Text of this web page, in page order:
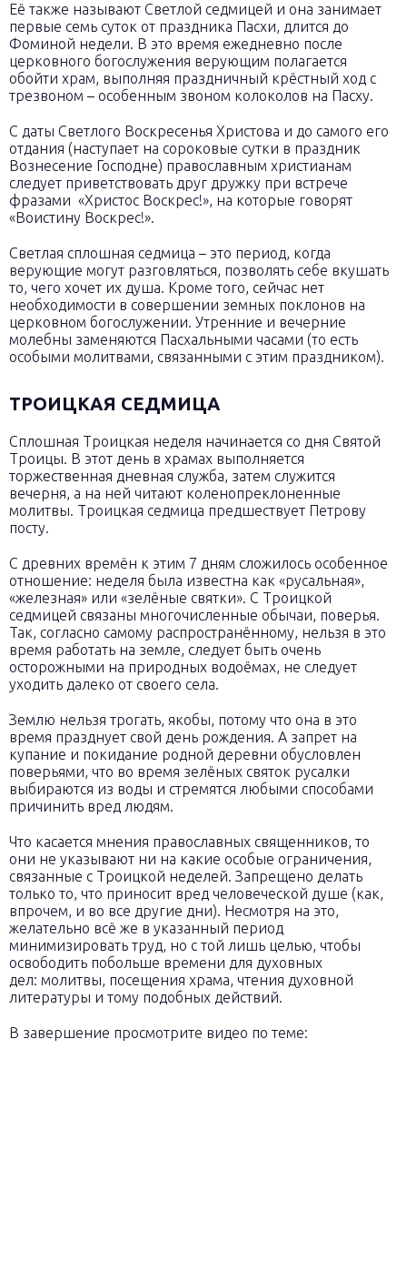
Её также называют Светлой седмицей и она занимает
первые семь суток от праздника Пасхи, длится до
Фоминой недели. В это время ежедневно после
церковного богослужения верующим полагается
обойти храм, выполняя праздничный крёстный ход с
трезвоном – особенным звоном колоколов на Пасху.
С даты Светлого Воскресенья Христова и до самого его
отдания (наступает на сороковые сутки в праздник
Вознесение Господне) православным христианам
следует приветствовать друг дружку при встрече
фразами «Христос Воскрес!», на которые говорят
«Воистину Воскрес!».
Светлая сплошная седмица – это период, когда
верующие могут разговляться, позволять себе вкушать
то, чего хочет их душа. Кроме того, сейчас нет
необходимости в совершении земных поклонов на
церковном богослужении. Утренние и вечерние
молебны заменяются Пасхальными часами (то есть
особыми молитвами, связанными с этим праздником).
ТРОИЦКАЯ СЕДМИЦА
Сплошная Троицкая неделя начинается со дня Святой
Троицы. В этот день в храмах выполняется
торжественная дневная служба, затем служится
вечерня, а на ней читают коленопреклоненные
молитвы. Троицкая седмица предшествует Петрову
посту.
С древних времён к этим 7 дням сложилось особенное
отношение: неделя была известна как «русальная»,
«железная» или «зелёные святки». С Троицкой
седмицей связаны многочисленные обычаи, поверья.
Так, согласно самому распространённому, нельзя в это
время работать на земле, следует быть очень
осторожными на природных водоёмах, не следует
уходить далеко от своего села.
Землю нельзя трогать, якобы, потому что она в это
время празднует свой день рождения. А запрет на
купание и покидание родной деревни обусловлен
поверьями, что во время зелёных святок русалки
выбираются из воды и стремятся любыми способами
причинить вред людям.
Что касается мнения православных священников, то
они не указывают ни на какие особые ограничения,
связанные с Троицкой неделей. Запрещено делать
только то, что приносит вред человеческой душе (как,
впрочем, и во все другие дни). Несмотря на это,
желательно всё же в указанный период
минимизировать труд, но с той лишь целью, чтобы
освободить побольше времени для духовных
дел: молитвы, посещения храма, чтения духовной
литературы и тому подобных действий.
В завершение просмотрите видео по теме: